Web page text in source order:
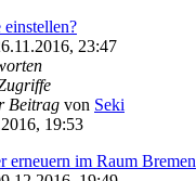
einstellen?
23:47
Beitrag von Seki
19:53
erneuern im Raum Bremen